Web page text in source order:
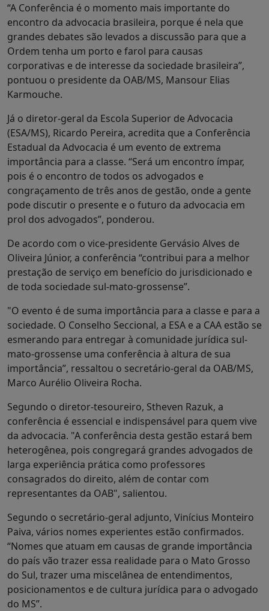
“A Conferência é o momento mais importante do
encontro da advocacia brasileira, porque é nela que
grandes debates são levados a discussão para que a
Ordem tenha um porto e farol para causas
corporativas e de interesse da sociedade brasileira”,
pontuou o presidente da OAB/MS, Mansour Elias
Karmouche.
Já o diretor-geral da Escola Superior de Advocacia
(ESA/MS), Ricardo Pereira, acredita que a Conferência
Estadual da Advocacia é um evento de extrema
importância para a classe. “Será um encontro ímpar,
pois é o encontro de todos os advogados e
congraçamento de três anos de gestão, onde a gente
pode discutir o presente e o futuro da advocacia em
prol dos advogados”, ponderou.
De acordo com o vice-presidente Gervásio Alves de
Oliveira Júnior, a conferência “contribui para a melhor
prestação de serviço em benefício do jurisdicionado e
de toda sociedade sul-mato-grossense”.
"O evento é de suma importância para a classe e para a
sociedade. O Conselho Seccional, a ESA e a CAA estão se
esmerando para entregar à comunidade jurídica sul-
mato-grossense uma conferência à altura de sua
importância”, ressaltou o secretário-geral da OAB/MS,
Marco Aurélio Oliveira Rocha.
Segundo o diretor-tesoureiro, Stheven Razuk, a
conferência é essencial e indispensável para quem vive
da advocacia. "A conferência desta gestão estará bem
heterogênea, pois congregará grandes advogados de
larga experiência prática como professores
consagrados do direito, além de contar com
representantes da OAB", salientou.
Segundo o secretário-geral adjunto, Vinícius Monteiro
Paiva, vários nomes experientes estão confirmados.
“Nomes que atuam em causas de grande importância
do país vão trazer essa realidade para o Mato Grosso
do Sul, trazer uma miscelânea de entendimentos,
posicionamentos e de cultura jurídica para o advogado
do MS”.